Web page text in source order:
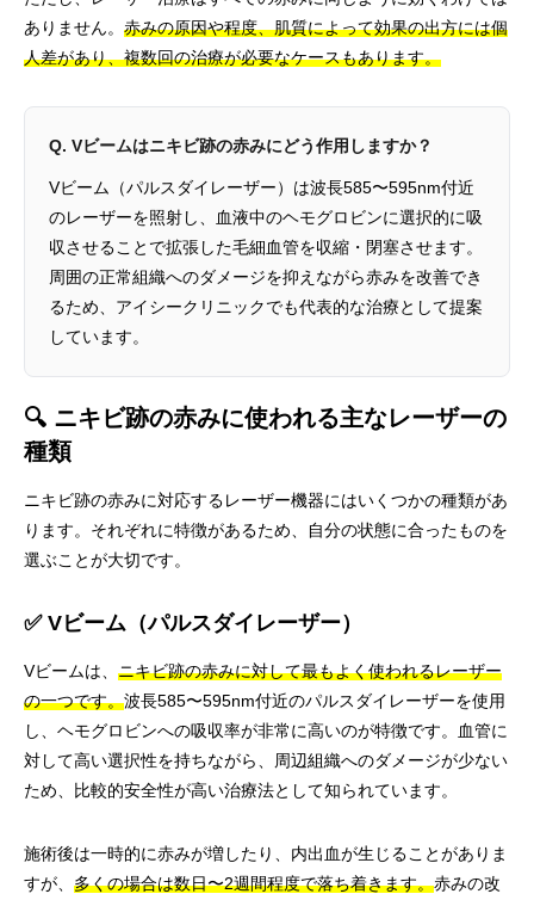
ありません。 赤みの原因や程度、肌質によって効果の出方には個
人差があり、複数回の治療が必要なケースもあります。
Q. Vビームはニキビ跡の赤みにどう作用しますか？
Vビーム（パルスダイレーザー）は波長585〜595nm付近
のレーザーを照射し、血液中のヘモグロビンに選択的に吸
収させることで拡張した毛細血管を収縮・閉塞させます。
周囲の正常組織へのダメージを抑えながら赤みを改善でき
るため、アイシークリニックでも代表的な治療として提案
しています。
🔍 ニキビ跡の赤みに使われる主なレーザーの
種類
ニキビ跡の赤みに対応するレーザー機器にはいくつかの種類があ
ります。それぞれに特徴があるため、自分の状態に合ったものを
選ぶことが大切です。
✅ Vビーム（パルスダイレーザー）
Vビームは、 ニキビ跡の赤みに対して最もよく使われるレーザー
の一つです。波長585〜595nm付近のパルスダイレーザーを使用
し、ヘモグロビンへの吸収率が非常に高いのが特徴です。血管に
対して高い選択性を持ちながら、周辺組織へのダメージが少ない
ため、比較的安全性が高い治療法として知られています。
施術後は一時的に赤みが増したり、内出血が生じることがありま
すが、 多くの場合は数日〜2週間程度で落ち着きます。赤みの改